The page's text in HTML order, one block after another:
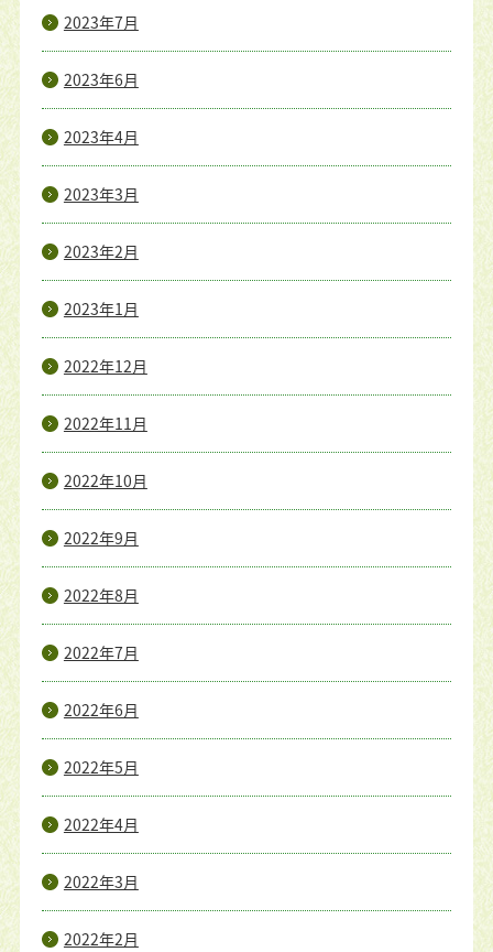
2023年7月
2023年6月
2023年4月
2023年3月
2023年2月
2023年1月
2022年12月
2022年11月
2022年10月
2022年9月
2022年8月
2022年7月
2022年6月
2022年5月
2022年4月
2022年3月
2022年2月